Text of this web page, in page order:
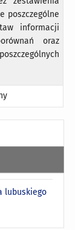
poszczególne
informacji
oraz
lubuskiego